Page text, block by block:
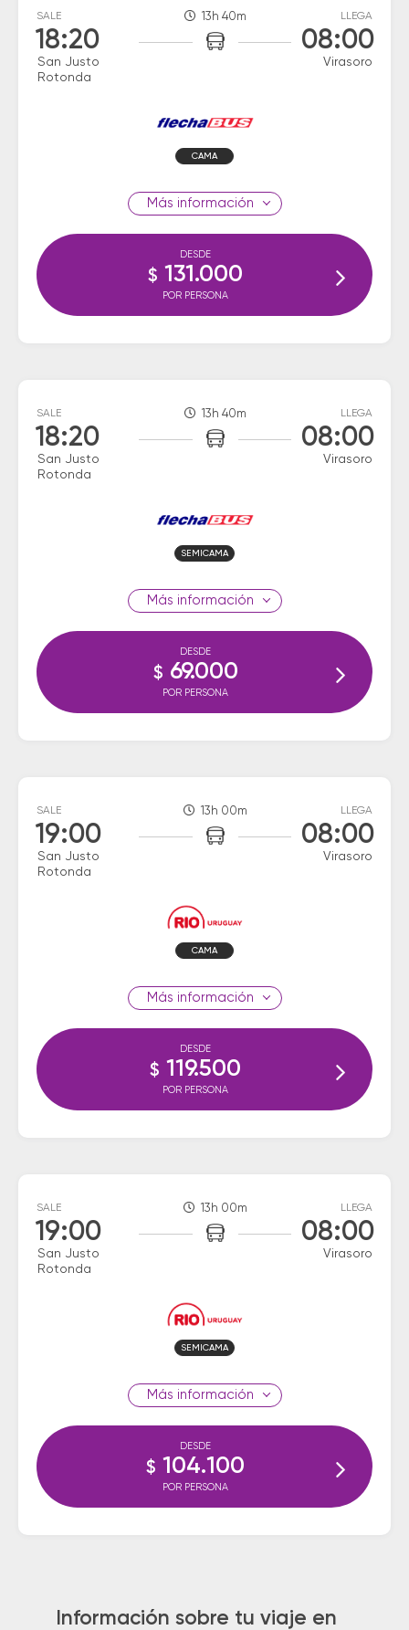
SALE
18:20
San Justo
Rotonda
13h 40m LLEGA
08:00
Virasoro
CAMA
información
DESDE
$ 131.000
POR PERSONA
SALE
18:20
San Justo
Rotonda
13h 40m LLEGA
08:00
Virasoro
SEMICAMA
información
DESDE
$ 69.000
POR PERSONA
SALE
19:00
San Justo
Rotonda
13h 00m LLEGA
08:00
Virasoro
CAMA
información
DESDE
$ 119.500
POR PERSONA
SALE
19:00
San Justo
Rotonda
13h 00m LLEGA
08:00
Virasoro
SEMICAMA
información
DESDE
$ 104.100
POR PERSONA
Información sobre tu viaje en